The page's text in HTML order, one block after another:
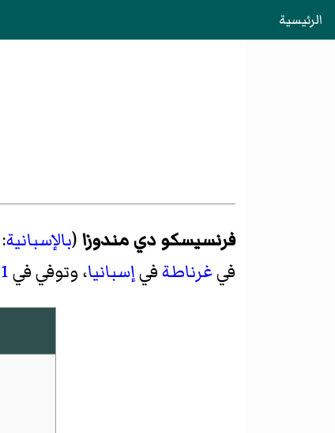
الرئيسية
فرنسيسكو دي مندوزا(بالإسبانية:
فيغرناطةفيإسبانيا، وتوفي في1 مارس